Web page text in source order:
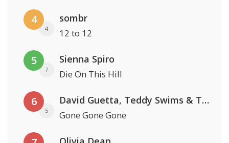
4
4
sombr
12 to 12
5
7
Sienna Spiro
Die On This Hill
6
5
David Guetta, Teddy Swims & Tones And I
Gone Gone Gone